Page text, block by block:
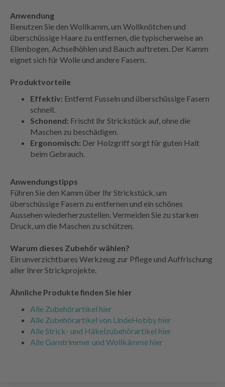
Anwendung
Benutzen Sie den Wollkamm, um Wollknötchen und
überschüssige Haare zu entfernen, die typischerweise an
Ellenbogen, Achselhöhlen und Bauch auftreten. Der Kamm
eignet sich für Wolle und andere Fasern.
Produktvorteile
Effektiv: Entfernt Fusseln und überschüssige Fasern
schnell.
Schonend: Frischt Ihr Strickstück auf, ohne die
Maschen zu beschädigen.
Ergonomisch: Der Holzgriff sorgt für guten Halt
beim Gebrauch.
Anwendungstipps
Führen Sie den Kamm über Ihr Strickstück, um
überschüssige Fasern zu entfernen und ein schönes
Aussehen wiederherzustellen. Vermeiden Sie zu starken
Druck, um die Maschen zu schützen.
Warum dieses Zubehör wählen?
Ein unverzichtbares Werkzeug zur Pflege und Auffrischung
aller Ihrer Strickprojekte.
Ähnliche Produkte finden Sie hier
Alle Zubehörartikel hier
Alle Zubehörartikel von LindeHobby hier
Alle Strick- und Häkelzubehörartikel hier
Alle Garntrimmer und Wollkämme hier